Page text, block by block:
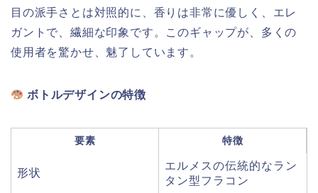
目の派手さとは対照的に、香りは非常に優しく、エレ
ガントで、繊細な印象です。このギャップが、多くの
使用者を驚かせ、魅了しています。
ボトルデザインの特徴
要素 特徴
形状
エルメスの伝統的なラン
タン型フラコン